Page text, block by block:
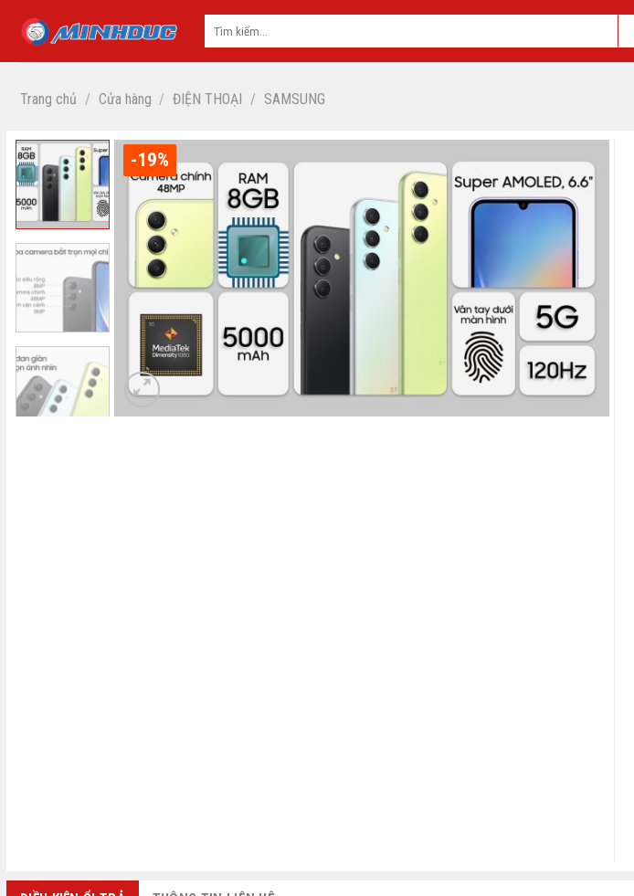
Trang chủ / Cửa hàng / ĐIỆN THOẠI / SAMSUNG
-19%